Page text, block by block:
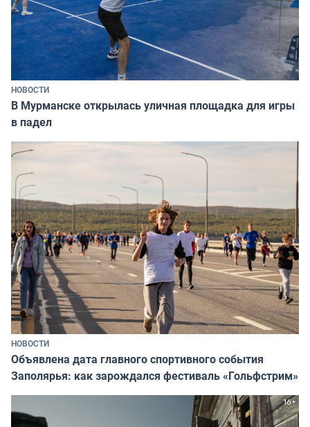
НОВОСТИ
В Мурманске открылась уличная площадка для игры
в падел
НОВОСТИ
Объявлена дата главного спортивного события
Заполярья: как зарождался фестиваль «Гольфстрим»